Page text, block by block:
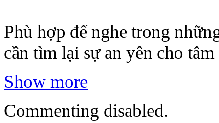
Phù hợp để nghe trong
cần tìm lại sự an yên cho
Show more
Commenting disabled.